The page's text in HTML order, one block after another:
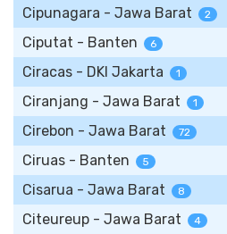
Cipunagara - Jawa Barat 2
Ciputat - Banten 6
Ciracas - DKI Jakarta 1
Ciranjang - Jawa Barat 1
Cirebon - Jawa Barat 72
Ciruas - Banten 5
Cisarua - Jawa Barat 8
Citeureup - Jawa Barat 4